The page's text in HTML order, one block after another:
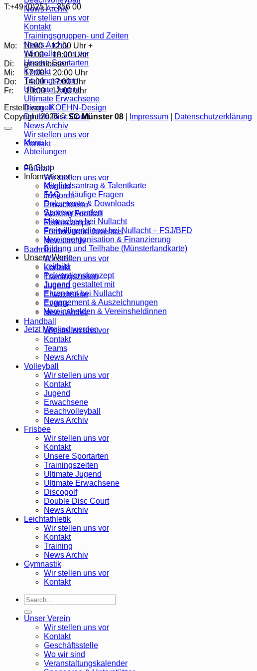
News Archiv
Wir stellen uns vor
Kontakt
Trainingsgruppen- und Zeiten
News Archiv
Wir stellen uns vor
Unsere Sportarten
Kontakt
Trainingszeiten
Ultimate Jugend
Ultimate Erwachsene
Discgolf
Double Disc Court
News Archiv
Wir stellen uns vor
Kontakt
08-Shop
Informationen
Mitgliedsantrag & Talentkarte
FAQ – Häufige Fragen
Dokumente & Downloads
Sponsor werden
Mitmachen bei Nullacht
Freiwilligendienst bei Nullacht – FSJ/BFD
Vereinsorganisation & Finanzierung
Bildung und Teilhabe (Münsterlandkarte)
Unsere Werte
Leitbild
Präventionskonzept
Jugend gestaltet mit
Ehrenamt bei Nullacht
Engagement & Auszeichnungen
Vereinshelden & Vereinsheldinnen
Jetzt Mitglied werden
T:+49 (0)251 – 356 00
Mo: 10:00 – 12.00 Uhr +
14:00 – 18:00 Uhr
Di: geschlossen
Mi: 17:00 – 20:00 Uhr
Do: 14:00 - 17:00 Uhr
Fr: 10:00 - 12:00 Uhr
Erstellt von - KOEHN-Design
Copyright 2026 ©SC Münster 08 Impressum Datenschutzerklärung
Menü
Abteilungen
Fußball
Wir stellen uns vor
Kontakt
Junioren
Erwachsene
Walking Football
Feriencamps
Förderverein Juventus
Newsarchiv
Badminton
Wir stellen uns vor
Kontakt
Trainingszeiten
Jugend
Erwachsene
Events
News Archiv
Handball
Wir stellen uns vor
Kontakt
Teams
News Archiv
Volleyball
Wir stellen uns vor
Kontakt
Jugend
Erwachsene
Beachvolleyball
News Archiv
Frisbee
Wir stellen uns vor
Kontakt
Unsere Sportarten
Trainingszeiten
Ultimate Jugend
Ultimate Erwachsene
Discogolf
Double Disc Court
News Archiv
Leichtathletik
Wir stellen uns vor
Kontakt
Training
News Archiv
Gymnastik
Wir stellen uns vor
Kontakt
Unser Verein
Wir stellen uns vor
Kontakt
Geschäftsstelle
Wo wir sind
Veranstaltungskalender